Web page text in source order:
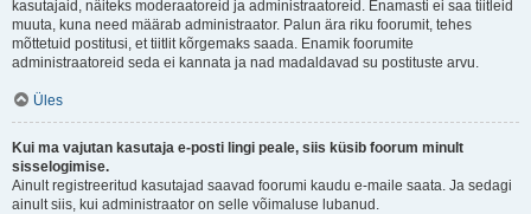
kasutajaid, näiteks moderaatoreid ja administraatoreid. Enamasti ei saa tiitleid
muuta, kuna need määrab administraator. Palun ära riku foorumit, tehes
mõttetuid postitusi, et tiitlit kõrgemaks saada. Enamik foorumite
administraatoreid seda ei kannata ja nad madaldavad su postituste arvu.
Üles
Kui ma vajutan kasutaja e-posti lingi peale, siis küsib foorum minult
sisselogimise.
Ainult registreeritud kasutajad saavad foorumi kaudu e-maile saata. Ja sedagi
ainult siis, kui administraator on selle võimaluse lubanud.